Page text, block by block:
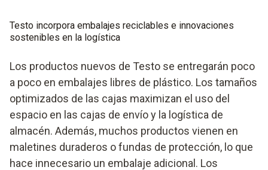
Testo incorpora embalajes reciclables e innovaciones
sostenibles en la logística
Los productos nuevos de Testo se entregarán poco
a poco en embalajes libres de plástico. Los tamaños
optimizados de las cajas maximizan el uso del
espacio en las cajas de envío y la logística de
almacén. Además, muchos productos vienen en
maletines duraderos o fundas de protección, lo que
hace innecesario un embalaje adicional. Los